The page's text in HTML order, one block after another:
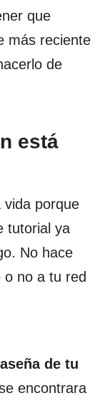
que
más reciente
de
está
vida porque
tutorial ya
No hace
no a tu red
de tu
encontrara